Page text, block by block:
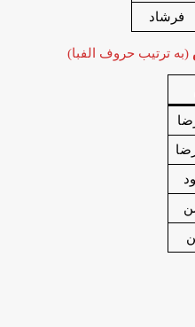
فرشاد
(به ترتیب حروف الفبا)